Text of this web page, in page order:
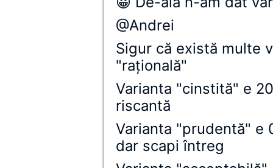
@Andrei
Sigur că există multe
"raţională"
Varianta "cinstită" e
riscantă
Varianta "prudentă" e
dar scapi întreg